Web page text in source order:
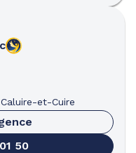
et-Cuire
50